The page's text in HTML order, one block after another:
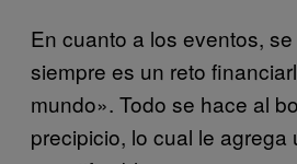
En cuanto a los eventos,
siempre es un reto
mundo». Todo se hace al
precipicio, lo cual le agrega